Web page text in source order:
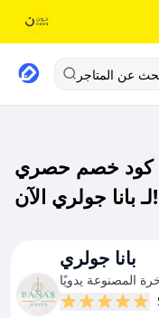
عن المتاجر
كود خصم حصري
لـ بانا جولري الآن!
بانا جولري
المصنوعة يدويًا